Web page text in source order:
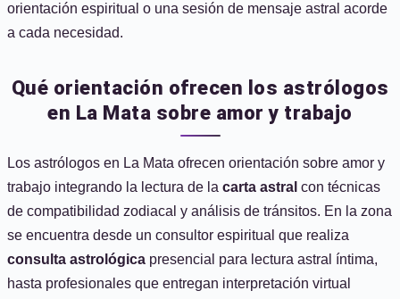
orientación espiritual o una sesión de mensaje astral acorde
a cada necesidad.
Qué orientación ofrecen los astrólogos
en La Mata sobre amor y trabajo
Los astrólogos en La Mata ofrecen orientación sobre amor y
trabajo integrando la lectura de la carta astral con técnicas
de compatibilidad zodiacal y análisis de tránsitos. En la zona
se encuentra desde un consultor espiritual que realiza
consulta astrológica presencial para lectura astral íntima,
hasta profesionales que entregan interpretación virtual